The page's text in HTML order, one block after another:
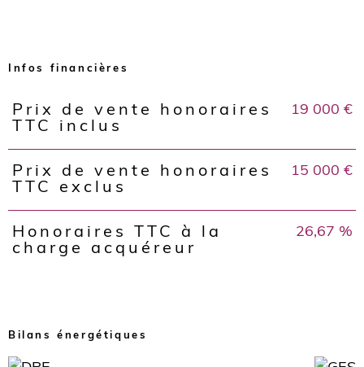
Infos financières
Caractéristiques Valeurs
Prix de vente honoraires
TTC inclus
19 000 €
Prix de vente honoraires
TTC exclus
15 000 €
Honoraires TTC à la
charge acquéreur
26,67 %
Bilans énergétiques